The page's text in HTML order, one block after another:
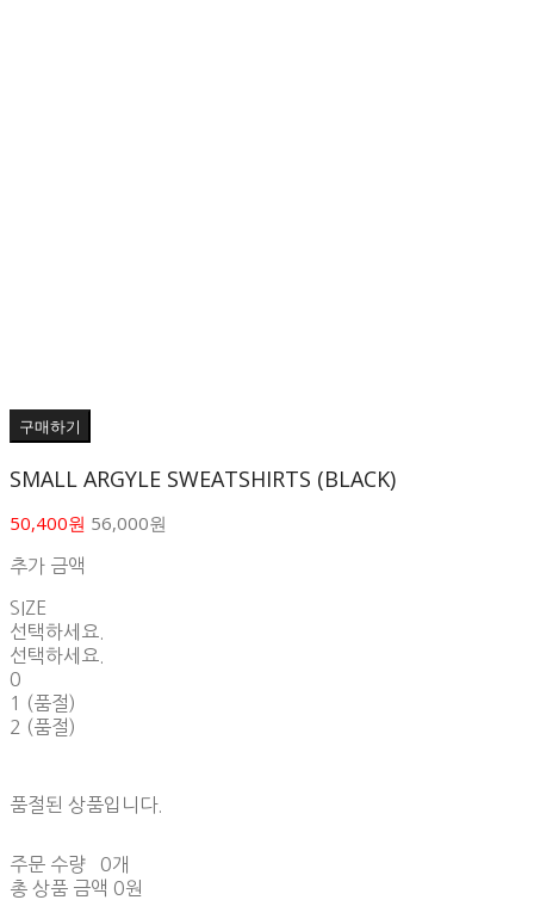
구매하기
SMALL ARGYLE SWEATSHIRTS (BLACK)
50,400원 56,000원
추가 금액
SIZE
선택하세요.
선택하세요.
0
1 (품절)
2 (품절)
품절된 상품입니다.
주문 수량
0개
총 상품 금액 0원